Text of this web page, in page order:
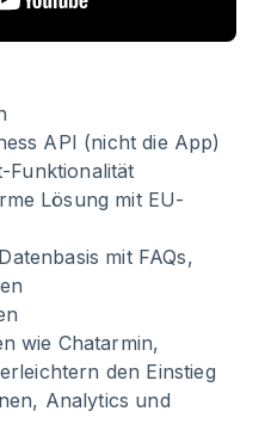
API (nicht die App)
Funktionalität
Lösung mit EU-
mit FAQs,
wie Chatarmin,
den Einstieg
Analytics und